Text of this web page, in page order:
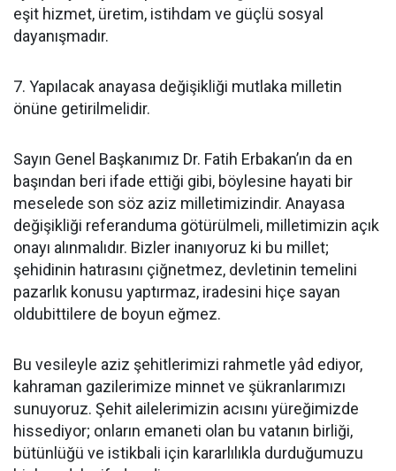
eşit hizmet, üretim, istihdam ve güçlü sosyal
dayanışmadır.
7. Yapılacak anayasa değişikliği mutlaka milletin
önüne getirilmelidir.
Sayın Genel Başkanımız Dr. Fatih Erbakan’ın da en
başından beri ifade ettiği gibi, böylesine hayati bir
meselede son söz aziz milletimizindir. Anayasa
değişikliği referanduma götürülmeli, milletimizin açık
onayı alınmalıdır. Bizler inanıyoruz ki bu millet;
şehidinin hatırasını çiğnetmez, devletinin temelini
pazarlık konusu yaptırmaz, iradesini hiçe sayan
oldubittilere de boyun eğmez.
Bu vesileyle aziz şehitlerimizi rahmetle yâd ediyor,
kahraman gazilerimize minnet ve şükranlarımızı
sunuyoruz. Şehit ailelerimizin acısını yüreğimizde
hissediyor; onların emaneti olan bu vatanın birliği,
bütünlüğü ve istikbali için kararlılıkla durduğumuzu